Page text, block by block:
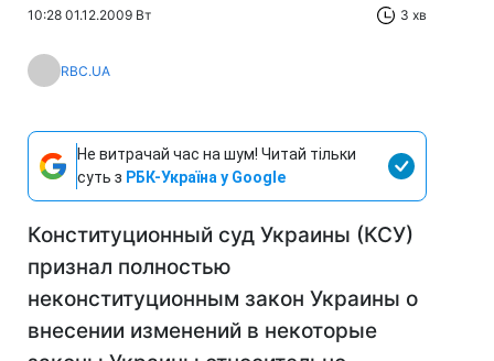
10:28 01.12.2009 Вт 3 хв
RBC.UA
Не витрачай час на шум! Читай тільки
суть з РБК-Україна у Google
Конституционный суд Украины (КСУ)
признал полностью
неконституционным закон Украины о
внесении изменений в некоторые